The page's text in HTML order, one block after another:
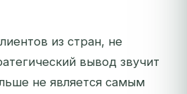
из стран, не
вывод звучит
не является самым